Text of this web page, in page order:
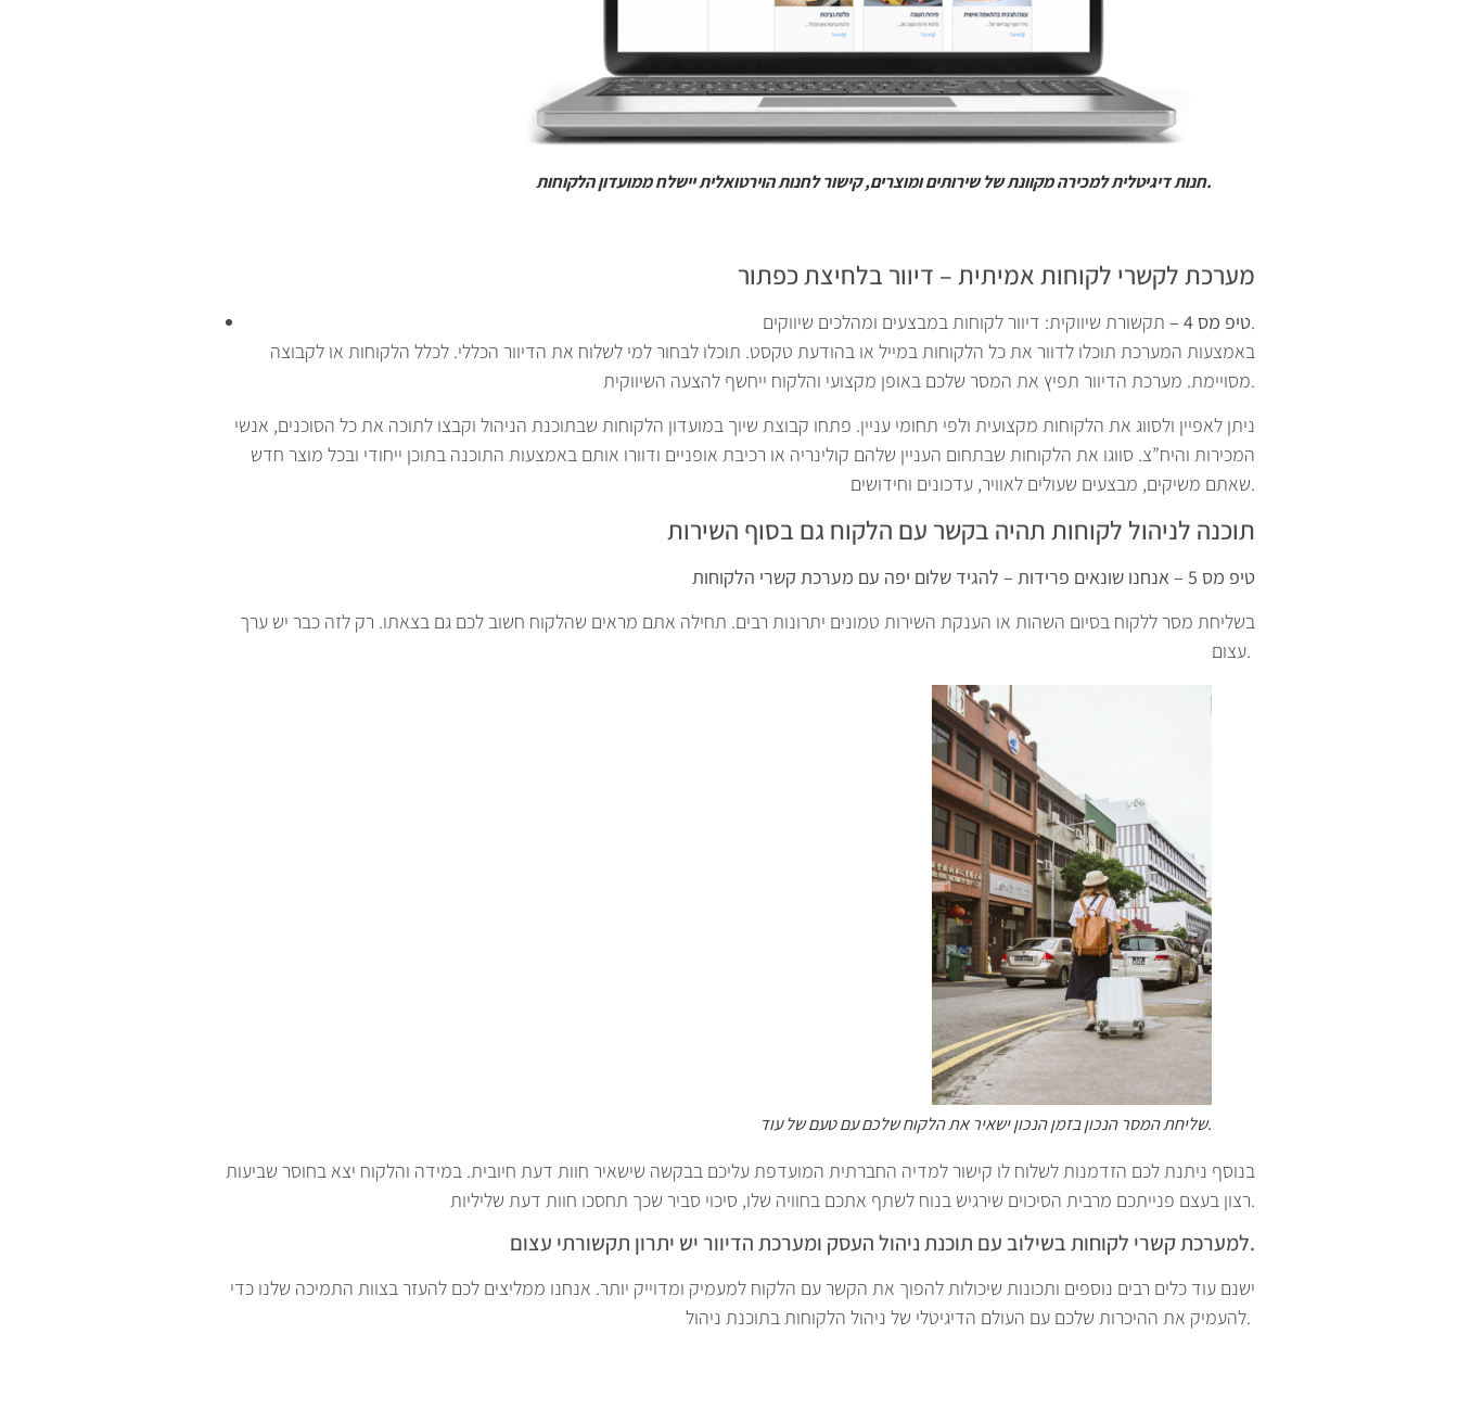
חנות דיגיטלית למכירה מקוונת של שירותים ומוצרים, קישור לחנות הוירטואלית יישלח ממועדון הלקוחות.
מערכת לקשרי לקוחות אמיתית – דיוור בלחיצת כפתור
טיפ מס 4 –תקשורת שיווקית: דיוור לקוחות במבצעים ומהלכים שיווקים.
באמצעות המערכת תוכלו לדוור את כל הלקוחות במייל או בהודעת טקסט. תוכלו לבחור למי לשלוח את הדיוור הכללי. לכלל הלקוחות או לקבוצה
מסויימת. מערכת הדיוור תפיץ את המסר שלכם באופן מקצועי והלקוח ייחשף להצעה השיווקית.
ניתן לאפיין ולסווג את הלקוחות מקצועית ולפי תחומי עניין. פתחו קבוצת שיוך במועדון הלקוחות שבתוכנת הניהול וקבצו לתוכה את כל הסוכנים, אנשי
המכירות והיח”צ. סווגו את הלקוחות שבתחום העניין שלהם קולינריה או רכיבת אופניים ודוורו אותם באמצעות התוכנה בתוכן ייחודי ובכל מוצר חדש
שאתם משיקים, מבצעים שעולים לאוויר, עדכונים וחידושים.
תוכנה לניהול לקוחות תהיה בקשר עם הלקוח גם בסוף השירות
טיפ מס 5 – אנחנו שונאים פרידות – להגיד שלום יפה עם מערכת קשרי הלקוחות
בשליחת מסר ללקוח בסיום השהות או הענקת השירות טמונים יתרונות רבים. תחילה אתם מראים שהלקוח חשוב לכם גם בצאתו. רק לזה כבר יש ערך
עצום.
שליחת המסר הנכון בזמן הנכון ישאיר את הלקוח שלכם עם טעם של עוד.
בנוסף ניתנת לכם הזדמנות לשלוח לו קישור למדיה החברתית המועדפת עליכם בבקשה שישאיר חוות דעת חיובית. במידה והלקוח יצא בחוסר שביעות
רצון בעצם פנייתכם מרבית הסיכוים שירגיש בנוח לשתף אתכם בחוויה שלו, סיכוי סביר שכך תחסכו חוות דעת שליליות.
למערכת קשרי לקוחות בשילוב עם תוכנת ניהול העסק ומערכת הדיוור יש יתרון תקשורתי עצום.
ישנם עוד כלים רבים נוספים ותכונות שיכולות להפוך את הקשר עם הלקוח למעמיק ומדוייק יותר. אנחנו ממליצים לכם להעזר בצוות התמיכה שלנו כדי
להעמיק את ההיכרות שלכם עם העולם הדיגיטלי של ניהול הלקוחות בתוכנת ניהול.